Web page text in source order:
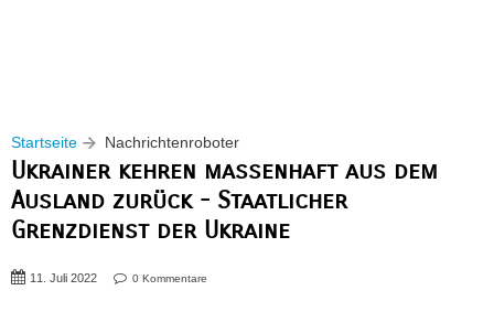
Startseite Nachrichtenroboter
Ukrainer kehren massenhaft aus dem
Ausland zurück - Staatlicher
Grenzdienst der Ukraine
11. Juli 2022 0 Kommentare